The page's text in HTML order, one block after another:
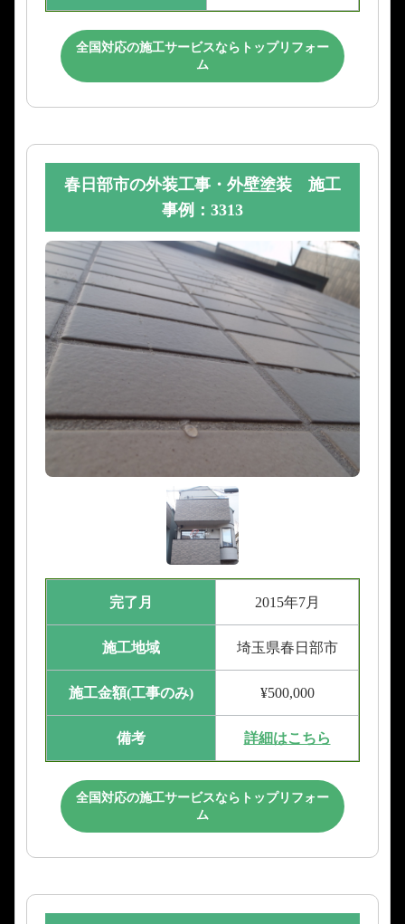
全国対応の施工サービスならトップリフォー
ム
春日部市の外装工事・外壁塗装 施工
事例：3313
完了月 2015年7月
施工地域 埼玉県春日部市
施工金額(工事のみ) ¥500,000
備考 詳細はこちら
全国対応の施工サービスならトップリフォー
ム